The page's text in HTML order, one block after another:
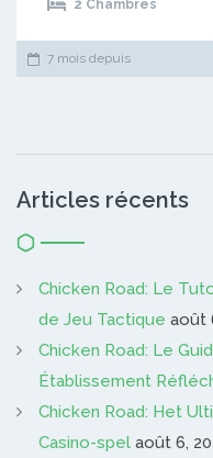
2 Chambres
7 mois depuis
Articles récents
Chicken Road: Le
de Jeu Tactique août
Chicken Road: Le
Établissement
Chicken Road: Het
Casino-spel août 6,